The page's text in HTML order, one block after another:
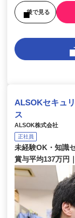
後で見る
ALSOKセキュ
ス
ALSOK株式会社
正社員
未経験OK・知識
賞与平均137万円